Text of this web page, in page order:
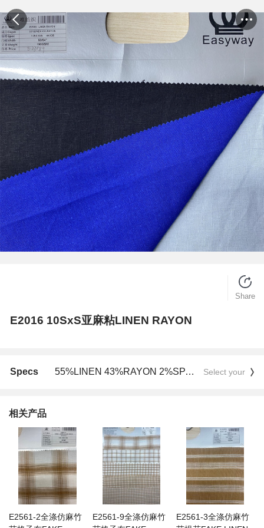
Share
E2016 10SxS亚麻粘LINEN RAYON
Specs 55%LINEN 43%RAYON 2%SPANDEX Select your
相关产品
E2561-2全涤仿麻竹
E2561-9全涤仿麻竹
E2561-3全涤仿麻竹